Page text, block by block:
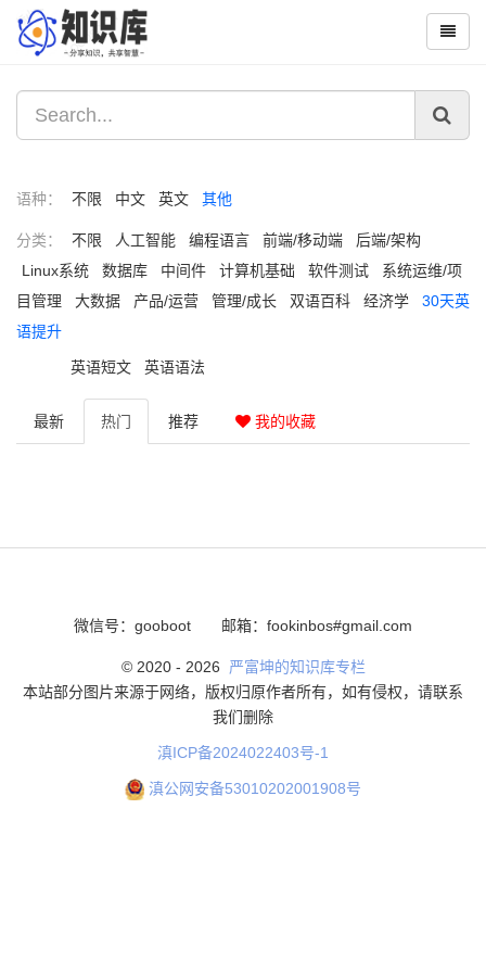
语种： 不限 中文 英文 其他
分类： 不限 人工智能 编程语言 前端/移动端
后端/架构
Linux系统
数据库 中间件 计算机基础 软件测试
系统运维/项
目管理
大数据 产品/运营 管理/成长 双语百科 经济学
30天英
语提升
英语短文 英语语法
最新 热门 推荐 我的收藏
微信号：gooboot 邮箱：fookinbos#gmail.com
© 2020 - 2026
严富坤的知识库专栏
本站部分图片来源于网络，版权归原作者所有，如有侵权，请联系
我们删除
滇ICP备2024022403号-1
滇公网安备53010202001908号